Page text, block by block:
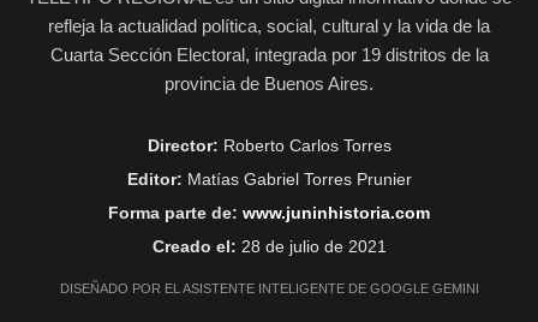
refleja la actualidad política, social, cultural y la vida de la
Cuarta Sección Electoral, integrada por 19 distritos de la
provincia de Buenos Aires.
Director: Roberto Carlos Torres
Editor: Matías Gabriel Torres Prunier
Forma parte de: www.juninhistoria.com
Creado el: 28 de julio de 2021
DISEÑADO POR EL ASISTENTE INTELIGENTE DE GOOGLE GEMINI